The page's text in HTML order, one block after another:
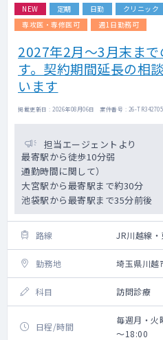
NEW 定期 日勤 クリニック
専攻医・専修医可
週1日勤務可
2027年2月～3月末ま
す。契約期間延長の相
います
掲載更新日 : 2026年08月06日 案件番号 : 26-TR342705
担当エージェントより
最寄駅から徒歩10分弱
通勤時間に関して）
大宮駅から最寄駅まで約30分
池袋駅から最寄駅まで35分前後
路線 JR川越線
勤務地 埼玉県川越
科目 訪問診療
日程/時間
毎週月・火
～18:00